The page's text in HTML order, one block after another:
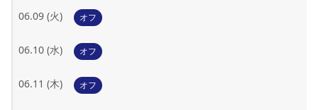
大人のサッカースクール
06.09 (火) オフ
06.10 (水) オフ
06.11 (木) オフ